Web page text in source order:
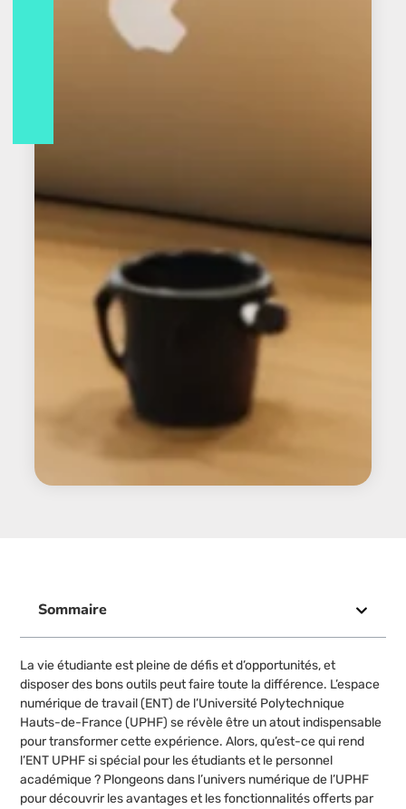
Sommaire
La vie étudiante est pleine de défis et d’opportunités, et
disposer des bons outils peut faire toute la différence. L’espace
numérique de travail (ENT) de l’Université Polytechnique
Hauts-de-France (UPHF) se révèle être un atout indispensable
pour transformer cette expérience. Alors, qu’est-ce qui rend
l’ENT UPHF si spécial pour les étudiants et le personnel
académique ? Plongeons dans l’univers numérique de l’UPHF
pour découvrir les avantages et les fonctionnalités offerts par